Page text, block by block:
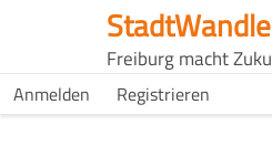
Freiburg macht
H4C
Main
H4C
Anmelden Registrieren